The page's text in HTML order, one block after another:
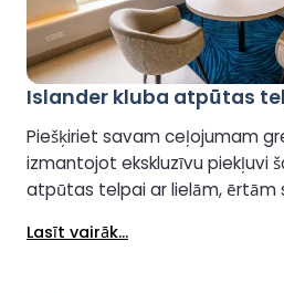
Islander kluba atpūtas
Piešķiriet savam ceļojumam
izmantojot ekskluzīvu piekļuvi
atpūtas telpai ar lielām, ērtām
vērā, ka šī zona nav pieejama
Lasīt vairāk...